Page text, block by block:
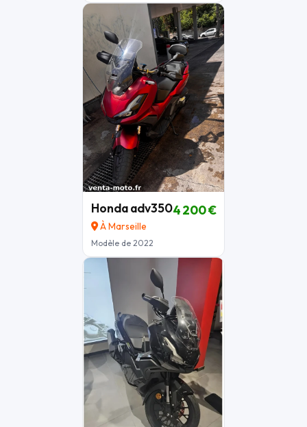
Honda adv350
À Marseille
Modèle de 2022
4 200 €